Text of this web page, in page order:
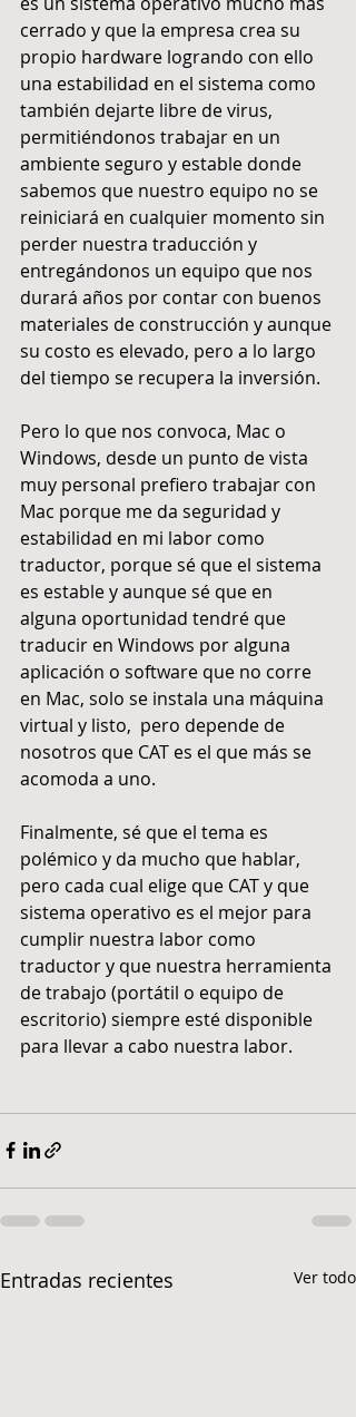
cerrado y que la empresa crea su
propio hardware logrando con ello
una estabilidad en el sistema como
también dejarte libre de virus,
permitiéndonos trabajar en un
ambiente seguro y estable donde
sabemos que nuestro equipo no se
reiniciará en cualquier momento sin
perder nuestra traducción y
entregándonos un equipo que nos
durará años por contar con buenos
materiales de construcción y aunque
su costo es elevado, pero a lo largo
del tiempo se recupera la inversión.
Pero lo que nos convoca, Mac o
Windows, desde un punto de vista
muy personal prefiero trabajar con
Mac porque me da seguridad y
estabilidad en mi labor como
traductor, porque sé que el sistema
es estable y aunque sé que en
alguna oportunidad tendré que
traducir en Windows por alguna
aplicación o software que no corre
en Mac, solo se instala una máquina
virtual y listo,  pero depende de
nosotros que CAT es el que más se
acomoda a uno.
Finalmente, sé que el tema es
polémico y da mucho que hablar,
pero cada cual elige que CAT y que
sistema operativo es el mejor para
cumplir nuestra labor como
traductor y que nuestra herramienta
de trabajo (portátil o equipo de
escritorio) siempre esté disponible
para llevar a cabo nuestra labor.
Entradas recientes Ver todo